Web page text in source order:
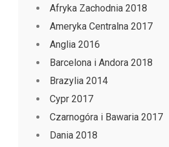
Afryka Zachodnia 2018
Ameryka Centralna 2017
Anglia 2016
Barcelona i Andora 2018
Brazylia 2014
Cypr 2017
Czarnogóra i Bawaria 2017
Dania 2018